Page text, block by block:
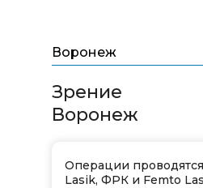
Воронеж
Зрение
Воронеж
Операции
Lasik, ФРК и Femto